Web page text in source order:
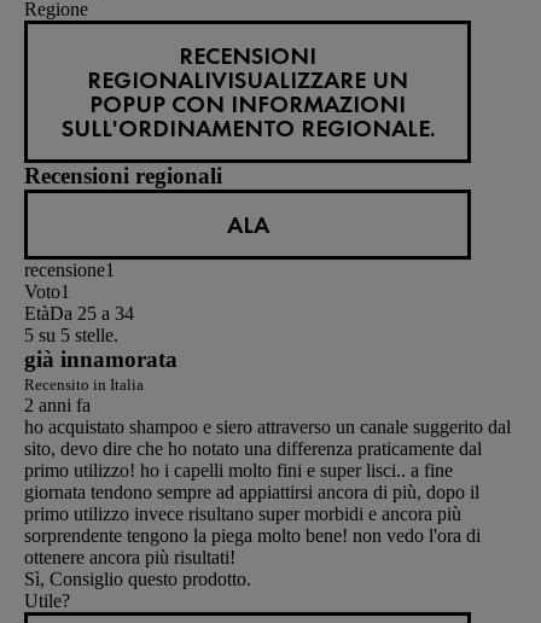
Regione
RECENSIONI
REGIONALIVISUALIZZARE UN
POPUP CON INFORMAZIONI
SULL'ORDINAMENTO REGIONALE.
Recensioni regionali
ALA
recensione1
Voto1
EtàDa 25 a 34
5 su 5 stelle.
già innamorata
Recensito in Italia
2 anni fa
ho acquistato shampoo e siero attraverso un canale suggerito dal
sito, devo dire che ho notato una differenza praticamente dal
primo utilizzo! ho i capelli molto fini e super lisci.. a fine
giornata tendono sempre ad appiattirsi ancora di più, dopo il
primo utilizzo invece risultano super morbidi e ancora più
sorprendente tengono la piega molto bene! non vedo l'ora di
ottenere ancora più risultati!
Sì, Consiglio questo prodotto.
Utile?